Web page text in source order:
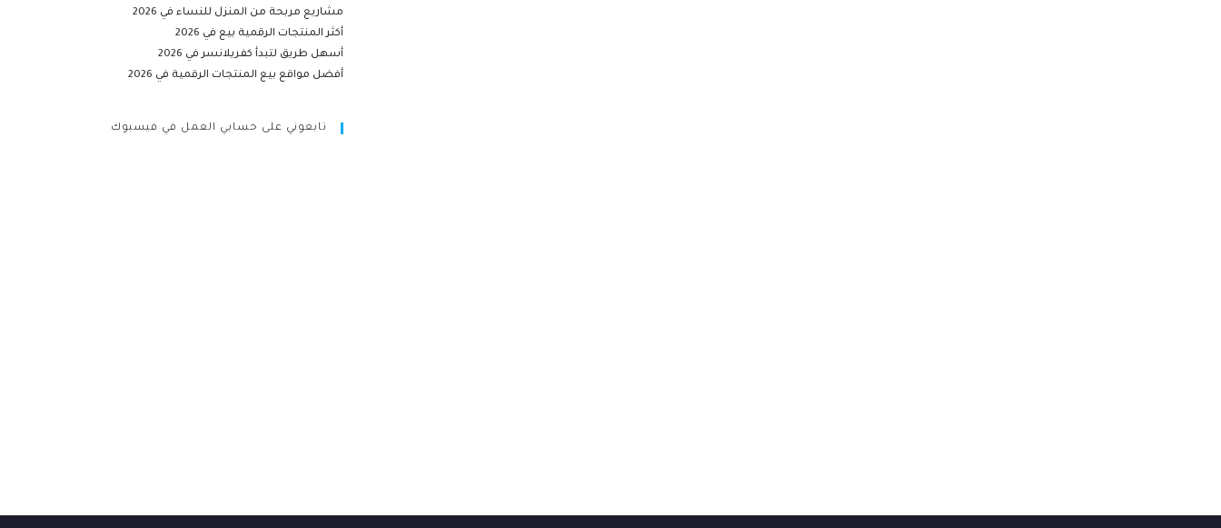
مشاريع مربحة من المنزل للنساء في 2026
أكثر المنتجات الرقمية بيع في 2026
أسهل طريق لتبدأ كفريلانسر في 2026
أفضل مواقع بيع المنتجات الرقمية في 2026
تابعوني على حسابي العمل في فيسبوك